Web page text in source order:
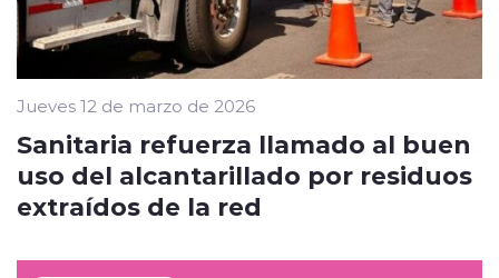
Jueves 12 de marzo de 2026
Sanitaria refuerza llamado al buen
uso del alcantarillado por residuos
extraídos de la red